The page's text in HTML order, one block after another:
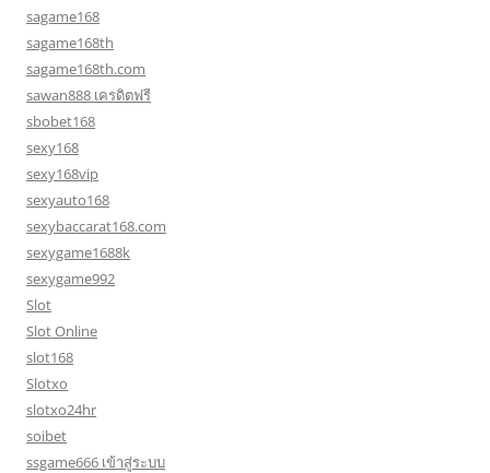
sagame168
sagame168th
sagame168th.com
sawan888 เครดิตฟรี
sbobet168
sexy168
sexy168vip
sexyauto168
sexybaccarat168.com
sexygame1688k
sexygame992
Slot
Slot Online
slot168
Slotxo
slotxo24hr
soibet
ssgame666 เข้าสู่ระบบ